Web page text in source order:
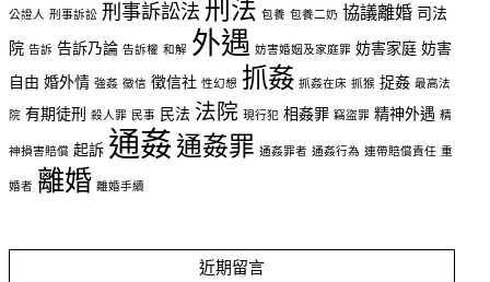
公證人 刑事訴訟 刑事訴訟法 刑法 包養 包養二奶 協議離婚 司法
院 告訴 告訴乃論 告訴權 和解 外遇 妨害婚姻及家庭罪 妨害家庭 妨害
自由 婚外情 強姦 徵信 徵信社 性幻想 抓姦 抓姦在床 抓猴 捉姦 最高法
院 有期徒刑 殺人罪 民事 民法 法院 現行犯 相姦罪 竊盜罪 精神外遇 精
神損害賠償 起訴 通姦通姦罪 通姦罪者 通姦行為 連帶賠償責任 重
婚者 離婚 離婚手續
近期留言